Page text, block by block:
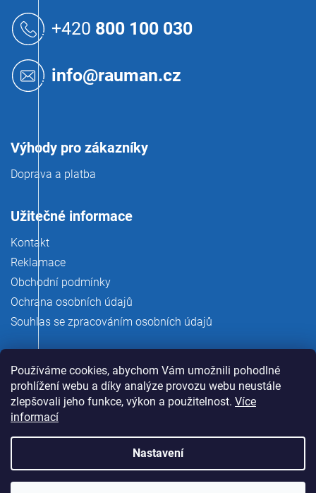
Používáme cookies, abychom Vám umožnili pohodlné
prohlížení webu a díky analýze provozu webu neustále
zlepšovali jeho funkce, výkon a použitelnost. Více
informací
Nastavení
+420 800 100 030
info@rauman.cz
Výhody pro zákazníky
Doprava a platba
Užitečné informace
Kontakt
Reklamace
Obchodní podmínky
Ochrana osobních údajů
Souhlas se zpracováním osobních údajů
Copyright 2026rauman.cz. Všechna práva vyhrazena.